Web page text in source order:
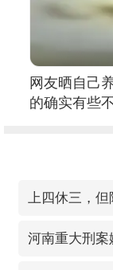
网友晒自己
的确实有些
上四休三，但
河南重大刑案